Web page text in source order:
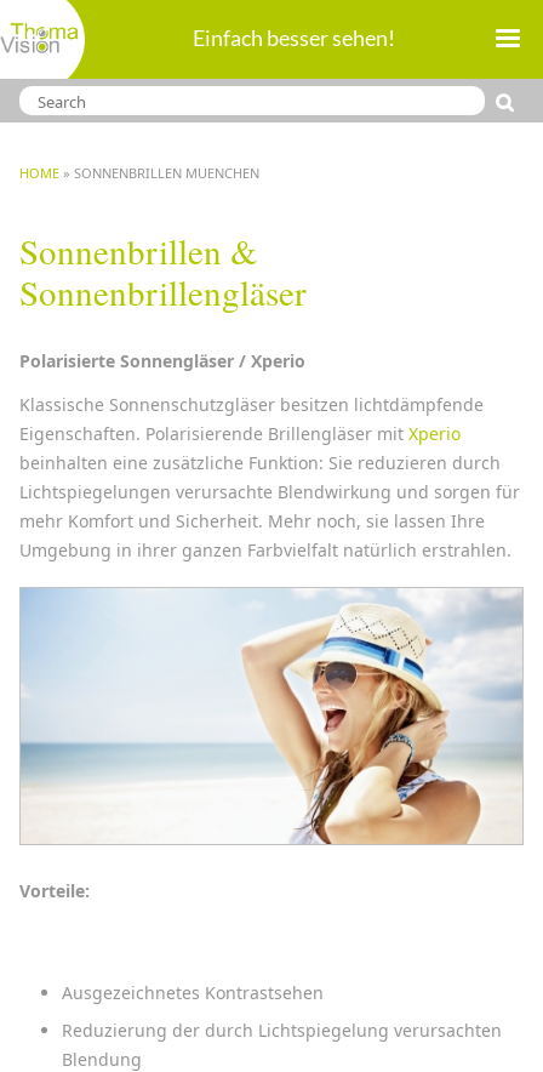
Direkt
zum
Inhalt
Einfach besser sehen!
BREADCRUMB
HOME SONNENBRILLEN MUENCHEN
Sonnenbrillen &
Sonnenbrillengläser
Polarisierte Sonnengläser / Xperio
Klassische Sonnenschutzgläser besitzen lichtdämpfende
Eigenschaften. Polarisierende Brillengläser mit Xperio
beinhalten eine zusätzliche Funktion: Sie reduzieren durch
Lichtspiegelungen verursachte Blendwirkung und sorgen für
mehr Komfort und Sicherheit. Mehr noch, sie lassen Ihre
Umgebung in ihrer ganzen Farbvielfalt natürlich erstrahlen.
Vorteile:
Ausgezeichnetes Kontrastsehen
Reduzierung der durch Lichtspiegelung verursachten
Blendung